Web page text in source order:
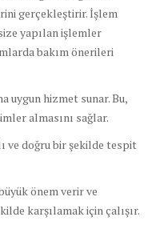
gerçekleştirir. İşlem
yapılan işlemler
bakım önerileri
uygun hizmet sunar. Bu,
almasını sağlar.
ve doğru bir şekilde tespit
önem verir ve
karşılamak için çalışır.